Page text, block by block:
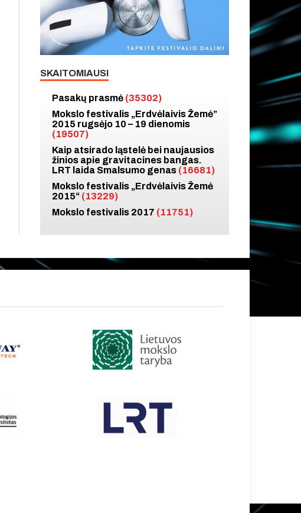
SKAITOMIAUSI
Pasakų prasmė (35302)
Mokslo festivalis „Erdvėlaivis Žemė”
2015 rugsėjo 10 – 19 dienomis
(19507)
Kaip atsirado ląstelė bei naujausios
žinios apie gravitacines bangas.
LRT laida Smalsumo genas (16681)
Mokslo festivalis „Erdvėlaivis Žemė
2015“ (13229)
Mokslo festivalis 2017 (11751)